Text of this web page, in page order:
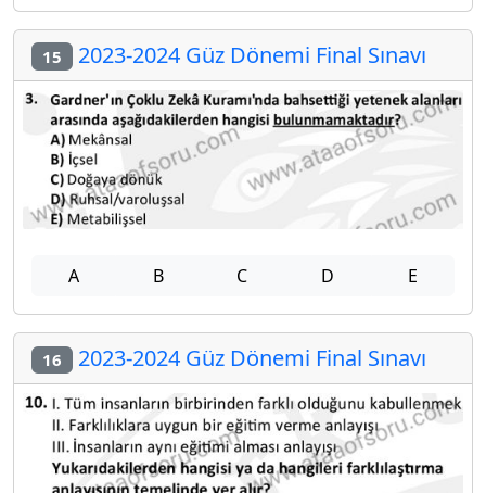
15 2023-2024 Güz Dönemi Final Sınavı
A B C D E
16 2023-2024 Güz Dönemi Final Sınavı